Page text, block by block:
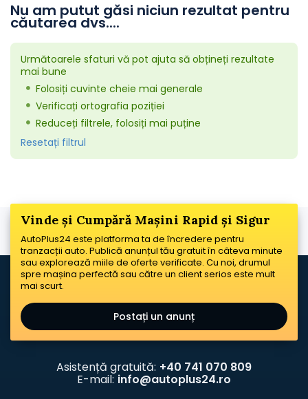
Nu am putut găsi niciun rezultat pentru
căutarea dvs....
Următoarele sfaturi vă pot ajuta să obțineți rezultate
mai bune
Folosiți cuvinte cheie mai generale
Verificați ortografia poziției
Reduceți filtrele, folosiți mai puține
Resetați filtrul
Vinde și Cumpără Mașini Rapid și Sigur
AutoPlus24 este platforma ta de încredere pentru
tranzacții auto. Publică anunțul tău gratuit în câteva minute
sau explorează miile de oferte verificate. Cu noi, drumul
spre mașina perfectă sau către un client serios este mult
mai scurt.
Postați un anunț
Asistență gratuită: +40 741 070 809
E-mail: info@autoplus24.ro